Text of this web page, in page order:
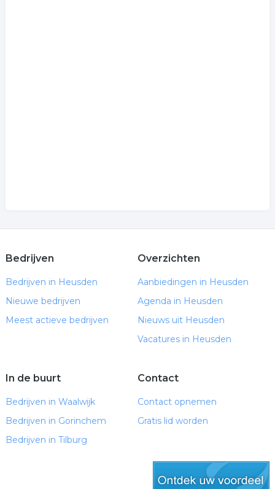
Bedrijven
Bedrijven in Heusden
Nieuwe bedrijven
Meest actieve bedrijven
Overzichten
Aanbiedingen in Heusden
Agenda in Heusden
Nieuws uit Heusden
Vacatures in Heusden
In de buurt
Bedrijven in Waalwijk
Bedrijven in Gorinchem
Bedrijven in Tilburg
Contact
Contact opnemen
Gratis lid worden